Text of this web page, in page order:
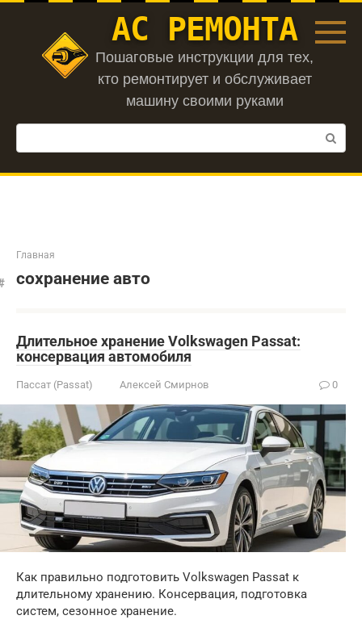
Перейти
АС РЕМОНТА
Пошаговые инструкции для тех,
кто ремонтирует и обслуживает
машину своими руками
Поиск:
Главная
сохранение авто
Длительное хранение Volkswagen Passat:
консервация автомобиля
Пассат (Passat) Алексей Смирнов 0
Как правильно подготовить Volkswagen Passat к
длительному хранению. Консервация, подготовка
систем, сезонное хранение.